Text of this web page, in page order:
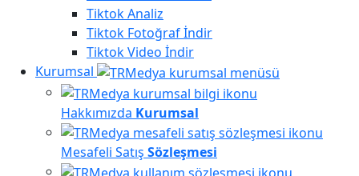
TiktokAnaliz
Tiktok Fotoğraf İndir
TiktokVideo İndir
Kurumsal
Hakkımızda Kurumsal
Mesafeli Satış Sözleşmesi